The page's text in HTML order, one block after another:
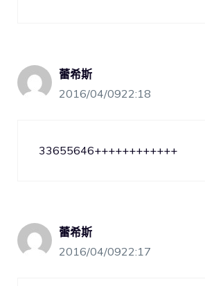
蕾希斯
2016/04/0922:18
33655646++++++++++++
蕾希斯
2016/04/0922:17